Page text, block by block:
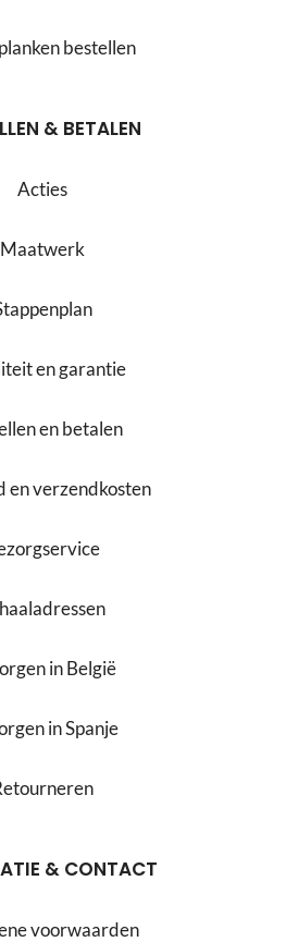
bestellen
& BETALEN
Acties
Maatwerk
en garantie
en betalen
en verzendkosten
in België
in Spanje
& CONTACT
voorwaarden